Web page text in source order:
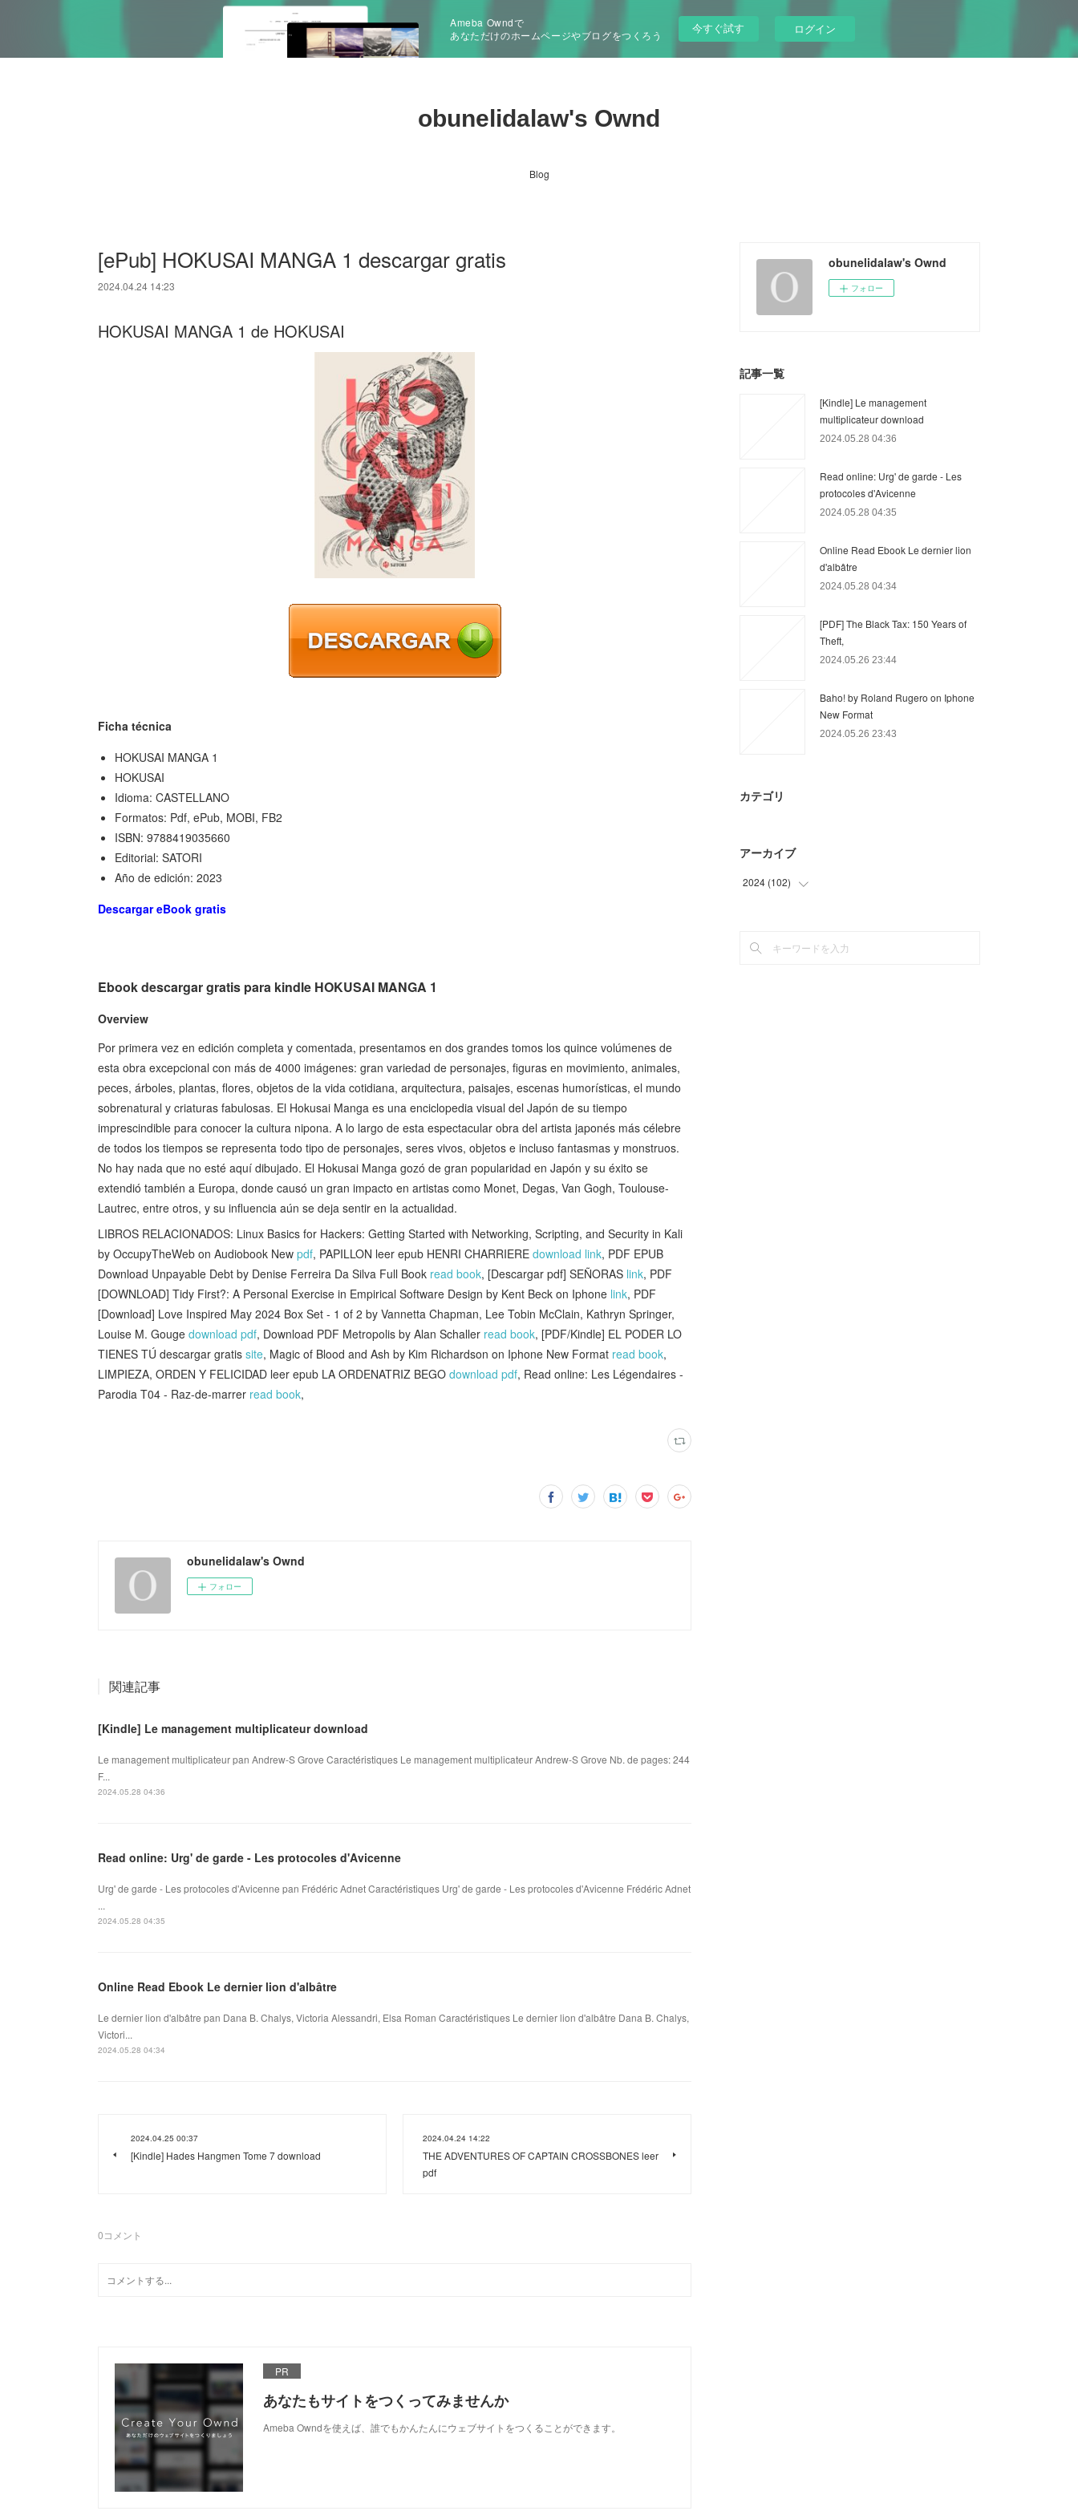
Ameba Owndで
あなただけのホームページやブログをつくろう
今すぐ試す ログイン
obunelidalaw's Ownd
Blog
[ePub] HOKUSAI MANGA 1 descargar gratis
2024.04.24 14:23
HOKUSAI MANGA 1 de HOKUSAI
Ficha técnica
HOKUSAI MANGA 1
HOKUSAI
Idioma: CASTELLANO
Formatos: Pdf, ePub, MOBI, FB2
ISBN: 9788419035660
Editorial: SATORI
Año de edición: 2023
Descargar eBook gratis
Ebook descargar gratis para kindle HOKUSAI MANGA 1
Overview
Por primera vez en edición completa y comentada, presentamos en dos grandes tomos los quince volúmenes de
esta obra excepcional con más de 4000 imágenes: gran variedad de personajes, figuras en movimiento, animales,
peces, árboles, plantas, flores, objetos de la vida cotidiana, arquitectura, paisajes, escenas humorísticas, el mundo
sobrenatural y criaturas fabulosas. El Hokusai Manga es una enciclopedia visual del Japón de su tiempo
imprescindible para conocer la cultura nipona. A lo largo de esta espectacular obra del artista japonés más célebre
de todos los tiempos se representa todo tipo de personajes, seres vivos, objetos e incluso fantasmas y monstruos.
No hay nada que no esté aquí dibujado. El Hokusai Manga gozó de gran popularidad en Japón y su éxito se
extendió también a Europa, donde causó un gran impacto en artistas como Monet, Degas, Van Gogh, Toulouse-
Lautrec, entre otros, y su influencia aún se deja sentir en la actualidad.
LIBROS RELACIONADOS: Linux Basics for Hackers: Getting Started with Networking, Scripting, and Security in Kali
by OccupyTheWeb on Audiobook New pdf, PAPILLON leer epub HENRI CHARRIERE download link, PDF EPUB
Download Unpayable Debt by Denise Ferreira Da Silva Full Book read book, [Descargar pdf] SEÑORAS link, PDF
[DOWNLOAD] Tidy First?: A Personal Exercise in Empirical Software Design by Kent Beck on Iphone link, PDF
[Download] Love Inspired May 2024 Box Set - 1 of 2 by Vannetta Chapman, Lee Tobin McClain, Kathryn Springer,
Louise M. Gouge download pdf, Download PDF Metropolis by Alan Schaller read book, [PDF/Kindle] EL PODER LO
TIENES TÚ descargar gratis site, Magic of Blood and Ash by Kim Richardson on Iphone New Format read book,
LIMPIEZA, ORDEN Y FELICIDAD leer epub LA ORDENATRIZ BEGO download pdf, Read online: Les Légendaires -
Parodia T04 - Raz-de-marrer read book,
obunelidalaw's Ownd
フォロー
関連記事
[Kindle] Le management multiplicateur download
Le management multiplicateur pan Andrew-S Grove Caractéristiques Le management multiplicateur Andrew-S Grove Nb. de pages: 244
F...
2024.05.28 04:36
Read online: Urg' de garde - Les protocoles d'Avicenne
Urg' de garde - Les protocoles d'Avicenne pan Frédéric Adnet Caractéristiques Urg' de garde - Les protocoles d'Avicenne Frédéric Adnet
...
2024.05.28 04:35
Online Read Ebook Le dernier lion d'albâtre
Le dernier lion d'albâtre pan Dana B. Chalys, Victoria Alessandri, Elsa Roman Caractéristiques Le dernier lion d'albâtre Dana B. Chalys,
Victori...
2024.05.28 04:34
2024.04.25 00:37
[Kindle] Hades Hangmen Tome 7 download
2024.04.24 14:22
THE ADVENTURES OF CAPTAIN CROSSBONES leer
pdf
0コメント
PR
あなたもサイトをつくってみませんか
Ameba Owndを使えば、誰でもかんたんにウェブサイトをつくることができます。
obunelidalaw's Ownd
フォロー
記事一覧
[Kindle] Le management
multiplicateur download
2024.05.28 04:36
Read online: Urg' de garde - Les
protocoles d'Avicenne
2024.05.28 04:35
Online Read Ebook Le dernier lion
d'albâtre
2024.05.28 04:34
[PDF] The Black Tax: 150 Years of
Theft,
2024.05.26 23:44
Baho! by Roland Rugero on Iphone
New Format
2024.05.26 23:43
カテゴリ
アーカイブ
2024 (102)